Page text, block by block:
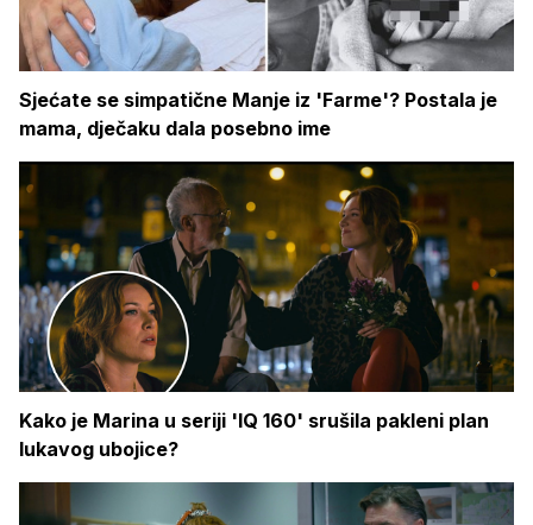
Sjećate se simpatične Manje iz 'Farme'? Postala je
mama, dječaku dala posebno ime
Kako je Marina u seriji 'IQ 160' srušila pakleni plan
lukavog ubojice?